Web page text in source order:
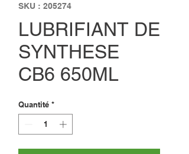
SKU : 205274
LUBRIFIANT DE
SYNTHESE
CB6 650ML
Quantité *